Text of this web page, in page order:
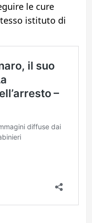
le cure
istituto di